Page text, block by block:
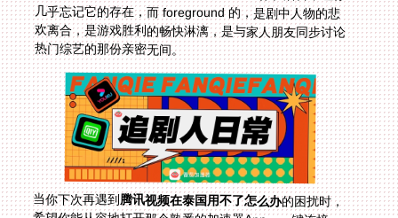
热门综艺的那份亲密无间。
当你下次再遇到腾讯视频在泰国用不了怎么办的困扰时，
希望你能从容地打开那个熟悉的加速器App，一键连接。
然后，泡上一杯茶，舒舒服服地陷进沙发，享受那段毫无
隔阂的、来自故乡的精彩时光。技术让距离缩短，而那份